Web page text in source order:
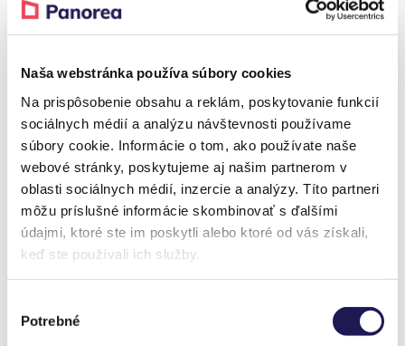
Naša webstránka používa súbory cookies
Na prispôsobenie obsahu a reklám, poskytovanie funkcií
sociálnych médií a analýzu návštevnosti používame
súbory cookie. Informácie o tom, ako používate naše
webové stránky, poskytujeme aj našim partnerom v
oblasti sociálnych médií, inzercie a analýzy. Títo partneri
môžu príslušné informácie skombinovať s ďalšími
údajmi, ktoré ste im poskytli alebo ktoré od vás získali,
keď ste používali ich služby.
súhlasu
Potrebné
přizpůsobíme na centimetry 📐
Každá terasa má jedinečné parametry. Délka, šířka, materiál terasy,
výška domu a další parametry ovlivňují to, jak bude vaše nová
pergola vypadat. Proto je důležité, aby všechno sedělo na
centimetry. A dohodnout se s výrobcem na jakémkoli atypickém
zpracování je skutečná výzva.
Naštěstí naši pergolu pro samomontáž dokážeme bez obav prodávat
právě díky tomu, že ji
celou vyrábíme v naší české dílně, v
Olomouci . 🇨🇿 Všechny naše samomontážní pergoly jsou tedy
VYROBENY V EU.
objednávkového procesu – s přesností na centimetry. Spojovací
materiál jsme díky zkušenostem našich montážníků redesignovali
tak, aby byla stavba pergoly ještě jednodušší. Všechny podstatné